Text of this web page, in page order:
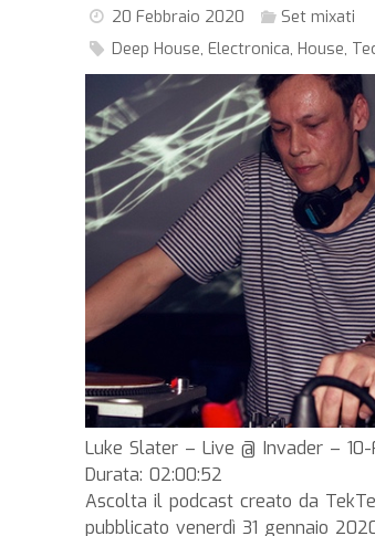
20 Febbraio 2020
Set mixati
Deep House,Electronica,House,
Luke Slater – Live @ Invader –
Durata: 02:00:52
Ascolta il podcast creato da
pubblicato venerdì 31 gennaio